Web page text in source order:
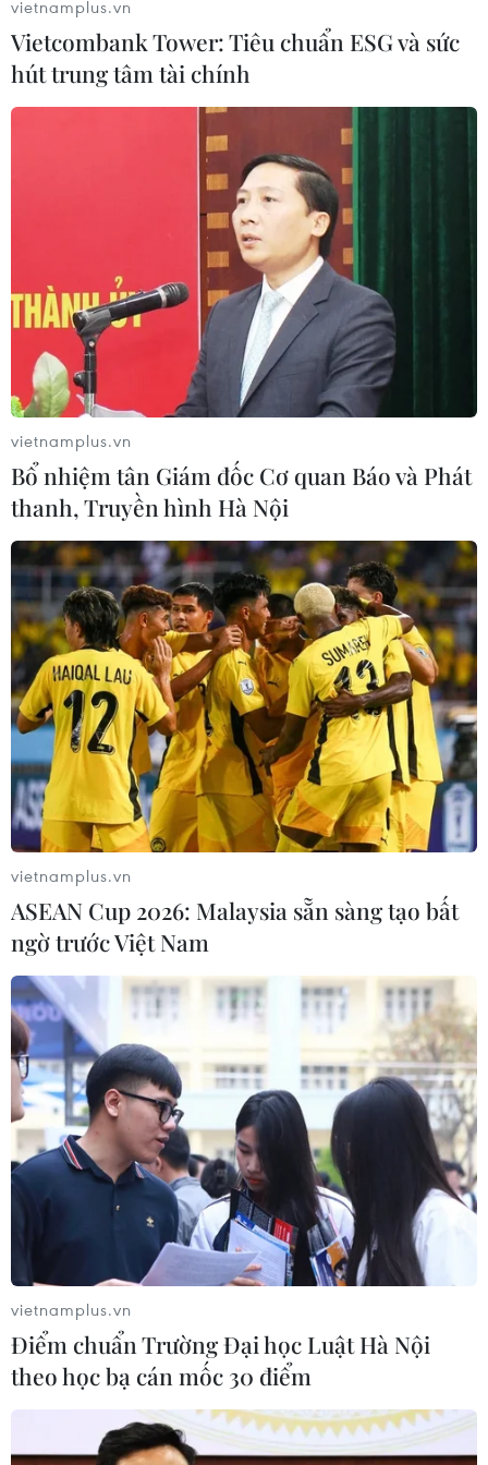
G7 bỏ điều khoản về giới hạn giá dầu Nga
khỏi dự thảo tuyên bố
21/02/2025 00:39
Các nước G7 đã loại bỏ điều khoản về việc các quốc
gia hạn chế hoặc điều chỉnh mức giá trần đối với dầu
mỏ của Nga khỏi dự thảo tuyên bố mới.
vietnamplus.vn
Vietcombank Tower: Tiêu chuẩn ESG và sức
hút trung tâm tài chính
vietnamplus.vn
Bổ nhiệm tân Giám đốc Cơ quan Báo và Phát
thanh, Truyền hình Hà Nội
vietnamplus.vn
ASEAN Cup 2026: Malaysia sẵn sàng tạo bất
ngờ trước Việt Nam
vietnamplus.vn
Điểm chuẩn Trường Đại học Luật Hà Nội
theo học bạ cán mốc 30 điểm